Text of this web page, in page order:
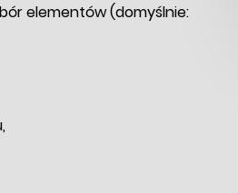
elementów (domyślnie: